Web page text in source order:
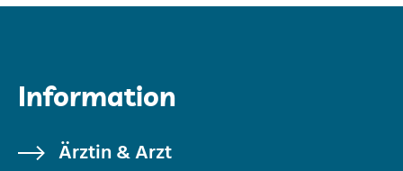
Information
Ärztin & Arzt